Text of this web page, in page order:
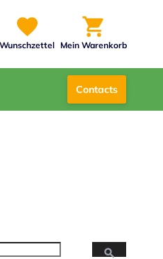
Wunschzettel Mein Warenkorb
Contacts